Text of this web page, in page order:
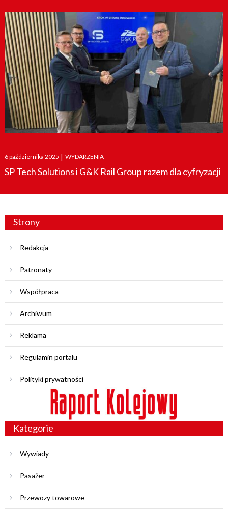
Posted
on
6 października 2025 WYDARZENIA
SP Tech Solutions i G&K Rail Group razem dla cyfryzacji
Strony
Redakcja
Patronaty
Współpraca
Archiwum
Reklama
Regulamin portalu
Polityki prywatności
Kategorie
Wywiady
Pasażer
Przewozy towarowe